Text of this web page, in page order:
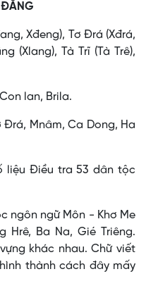
ĐĂNG
Xđeng), Tơ Ðrá (Xđrá,
(Xlang), Tà Trĩ (Tà Trê),
lan, Brila.
Ðrá, Mnâm, Ca Dong, Ha
liệu Điều tra 53 dân tộc
ngôn ngữ Môn - Khơ Me
Hrê, Ba Na, Gié Triêng.
khác nhau. Chữ viết
thành cách đây mấy